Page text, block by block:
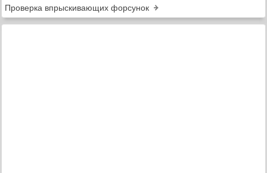
Проверка впрыскивающих форсунок